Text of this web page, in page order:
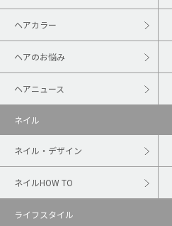
ヘアカラー
ヘアのお悩み
ヘアニュース
ネイル
ネイル・デザイン
ネイルHOW TO
ライフスタイル